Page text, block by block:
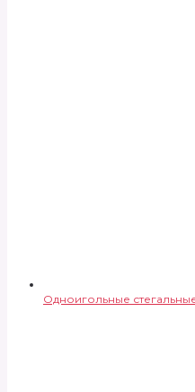
Одноигольные